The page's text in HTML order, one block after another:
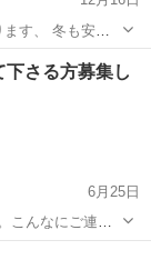
す、 冬も安心
22年車 車検 R8
ラレコ、レ...
さる方募集し
6月25日
こんなにご連絡
費、冬タイヤの